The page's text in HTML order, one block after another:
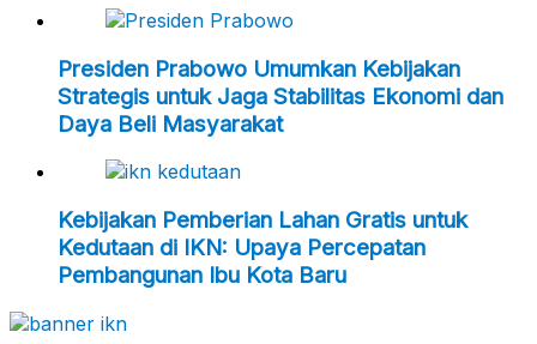
Presiden Prabowo Umumkan Kebijakan
Strategis untuk Jaga Stabilitas Ekonomi dan
Daya Beli Masyarakat
Kebijakan Pemberian Lahan Gratis untuk
Kedutaan di IKN: Upaya Percepatan
Pembangunan Ibu Kota Baru